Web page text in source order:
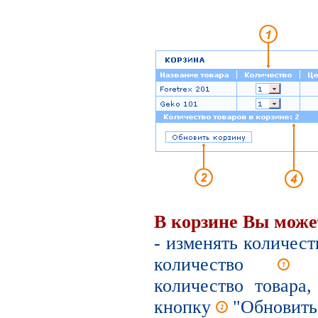
В корзине Вы
- изменять
количество
количество
кнопку